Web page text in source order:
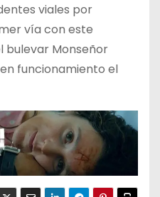
viales por
vía con este
bulevar Monseñor
funcionamiento el